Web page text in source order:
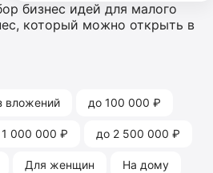
бизнес идей для малого
который можно открыть в
вложений до 100 000 ₽
1 000 000 ₽ до 2 500 000 ₽
Для женщин На дому